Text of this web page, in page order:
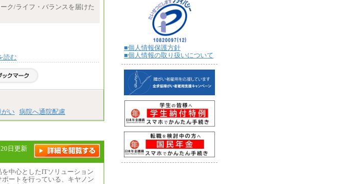
められる場合は、 上記の給与に
設定することがあります
するインセンティブは除く
給与に変更はございません
万5000円以上(正社員・準社
を考慮の上、当社規定によ
ます
ク/ライフ・バランスを届けた
読む
がい 病院へ通院配慮
20日更新
中心としたITソリューション
ートを行っている、キヤノン
■個人情報保護方針
■個人情報の取り扱いについて